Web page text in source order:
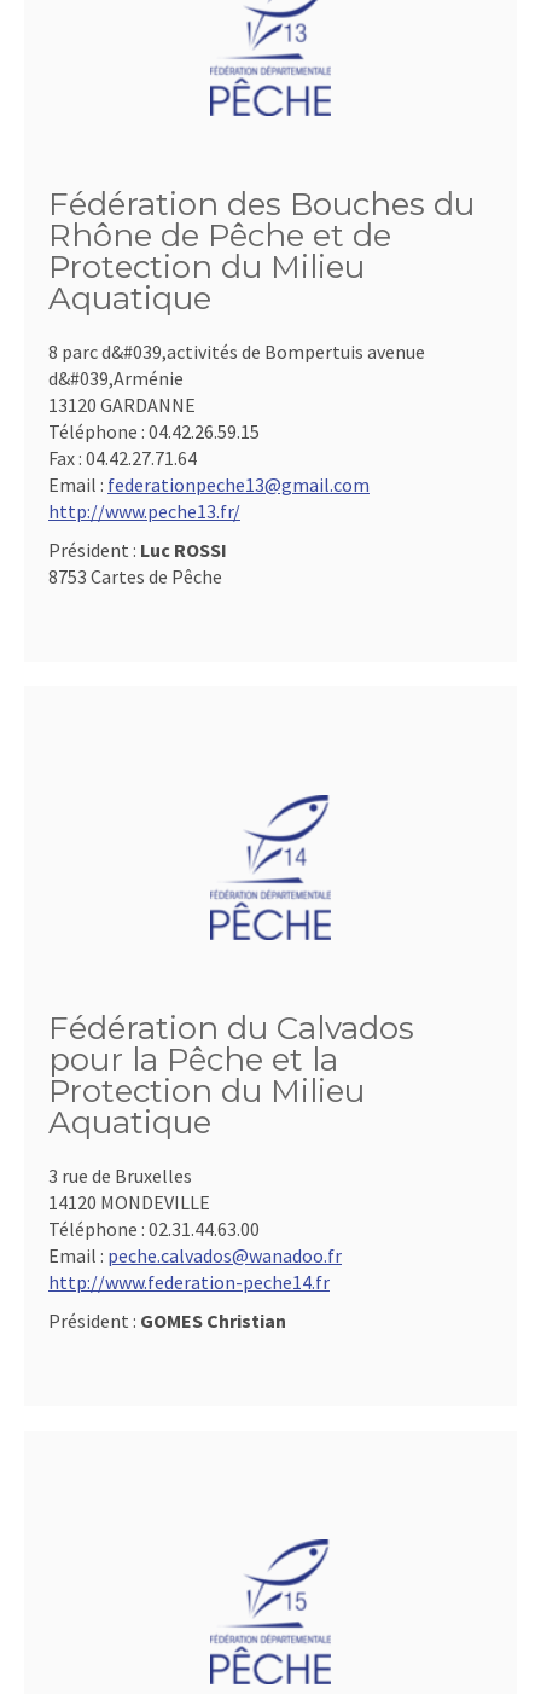
Fédération des Bouches du
Rhône de Pêche et de
Protection du Milieu
Aquatique
8 parc d&#039,activités de Bompertuis avenue
d&#039,Arménie
13120 GARDANNE
Téléphone : 04.42.26.59.15
Fax : 04.42.27.71.64
Email : federationpeche13@gmail.com
http://www.peche13.fr/
Président : Luc ROSSI
8753 Cartes de Pêche
Fédération du Calvados
pour la Pêche et la
Protection du Milieu
Aquatique
3 rue de Bruxelles
14120 MONDEVILLE
Téléphone : 02.31.44.63.00
Email : peche.calvados@wanadoo.fr
http://www.federation-peche14.fr
Président : GOMES Christian